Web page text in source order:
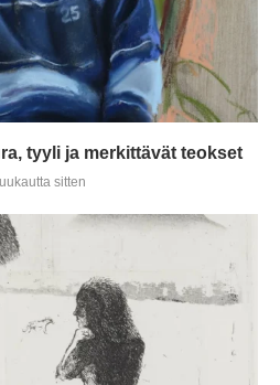
tyyli ja merkittävät teokset
sitten